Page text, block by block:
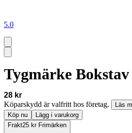
5.0
Tygmärke
28 kr
Köparskydd är valfritt hos företag.
Läs
Köp nu
Lägg i varukorg
Frakt25 kr Frimärken